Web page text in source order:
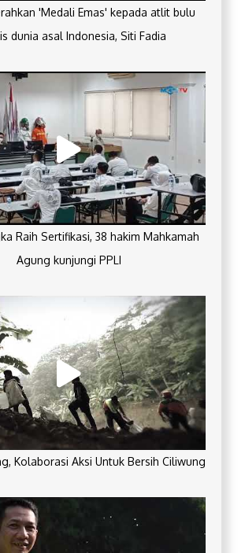
'Medali Emas' kepada atlit bulu
dunia asal Indonesia, Siti Fadia
Raih Sertifikasi, 38 hakim Mahkamah
Agung kunjungi PPLI
Kolaborasi Aksi Untuk Bersih Ciliwung